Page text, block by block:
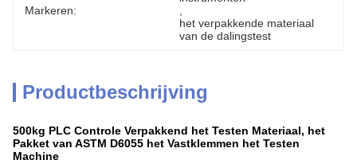
Markeren:
het verpakkende materiaal
van de dalingstest
Productbeschrijving
500kg PLC Controle Verpakkend het Testen Materiaal, het
Pakket van ASTM D6055 het Vastklemmen het Testen
Machine